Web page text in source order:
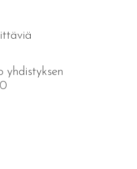
yhdistyksen